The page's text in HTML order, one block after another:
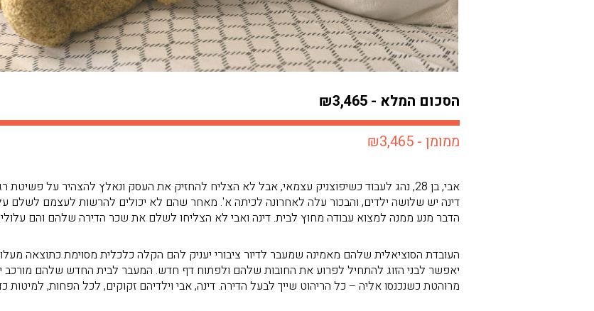
הסכום המלא - ₪3,465
ממומן - ₪3,465
אבי, בן 28, נהג לעבוד כשיפוצניק עצמאי, אבל לא הצליח להחזיק את העסק ונאלץ להצהיר על
דינה יש שלושה ילדים, והבכור עלה לאחרונה לכיתה א'. מאחר שהם לא יכולים להרשות לעצמם לשלם
הדבר מנע ממנה למצוא עבודה מחוץ לבית. דינה ואבי לא הצליחו לשלם את שכר הדירה שלהם והם
העובדת הסוציאלית שלהם מאמינה שמעבר לדיור ציבורי יעניק להם הקלה כלכלית מסוימת כתוצאה
יאפשר לבני הזוג להתחיל לפרוע את החובות שלהם ולפתוח דף חדש. המעבר לבית החדש שלהם מורכב
מרוהטת כשנכנסו אליה – כל הריהוט שייך לבעל הדירה. דינה, אבי וילדיהם זקוקים, לכל הפחות, למיטות